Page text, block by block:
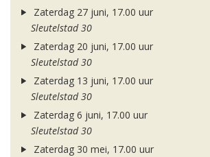
Zaterdag 27 juni, 17.00 uur
Sleutelstad 30
Zaterdag 20 juni, 17.00 uur
Sleutelstad 30
Zaterdag 13 juni, 17.00 uur
Sleutelstad 30
Zaterdag 6 juni, 17.00 uur
Sleutelstad 30
Zaterdag 30 mei, 17.00 uur